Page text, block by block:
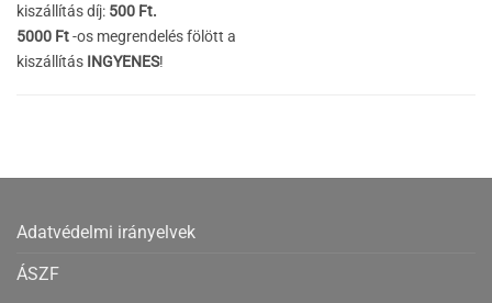
kiszállítás díj: 500 Ft.
5000 Ft-os megrendelés fölött a
kiszállítás INGYENES!
Adatvédelmi irányelvek
ÁSZF